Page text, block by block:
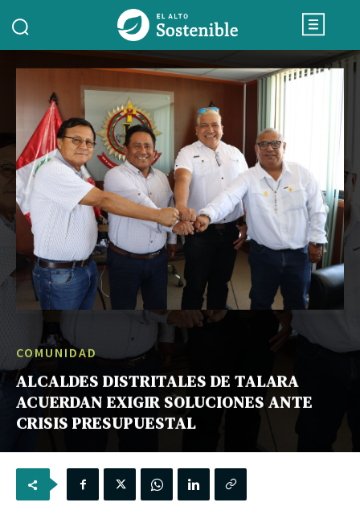
COMUNIDAD
ALCALDES DISTRITALES DE TALARA
ACUERDAN EXIGIR SOLUCIONES ANTE
CRISIS PRESUPUESTAL